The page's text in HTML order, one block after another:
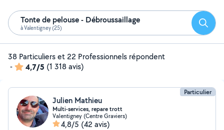
Tonte de pelouse - Débroussaillage
à Valentigney (25)
38 Particuliers et 22 Professionnels répondent
-
4,7/5 (1 318 avis)
Particulier
Julien Mathieu
Multi-services, repare trott
Valentigney (Centre Graviers)
4,8/5 (42 avis)